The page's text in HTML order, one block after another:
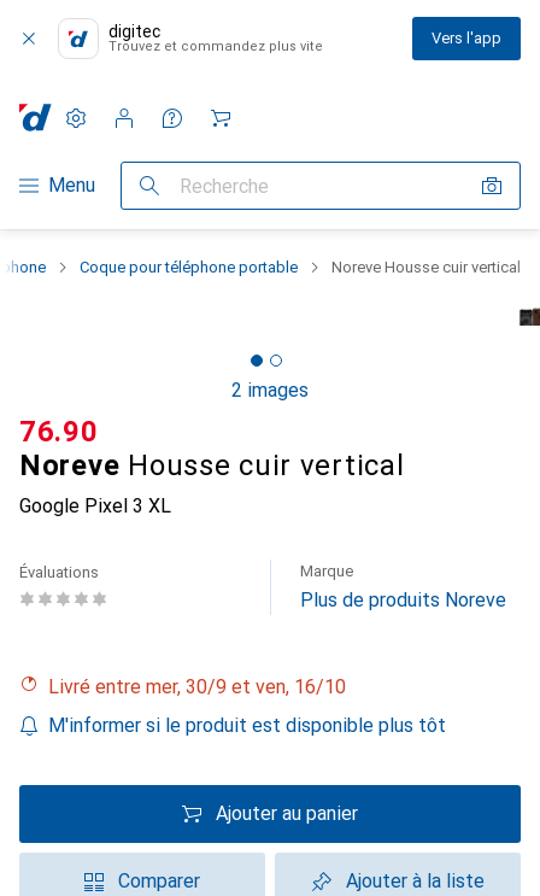
digitec
Trouvez et commandez plus vite Vers l'app
Navigation par catégorie
Menu Recherche
Paramètres
Compte client
Listes de comparaison
Listes d'envies
Panier
Coque pour téléphone portable Noreve Housse cuir vertical
2 images
Noreve Housse cuir vertical
Google Pixel 3 XL
CHF
76.90
Évaluations Marque
Plus de produits Noreve
Livré entre mer, 30/9 et ven, 16/10
M'informer si le produit est disponible plus tôt
Ajouter au panier
Comparer Ajouter à la liste